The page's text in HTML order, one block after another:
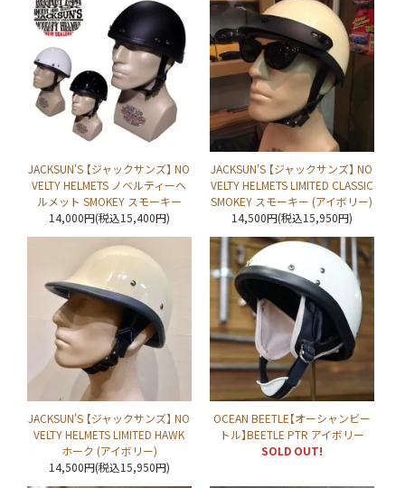
JACKSUN'S 【ジャックサンズ】 NO
VELTY HELMETS ノベルティーヘ
ルメット SMOKEY スモーキー
14,000円(税込15,400円)
JACKSUN'S 【ジャックサンズ】 NO
VELTY HELMETS LIMITED CLASSIC
SMOKEY スモーキー (アイボリー)
14,500円(税込15,950円)
JACKSUN'S 【ジャックサンズ】 NO
VELTY HELMETS LIMITED HAWK
ホーク (アイボリー)
14,500円(税込15,950円)
OCEAN BEETLE【オーシャンビー
トル】BEETLE PTR アイボリー
SOLD OUT!